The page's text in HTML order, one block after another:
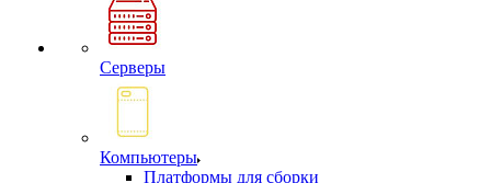
Серверы
Компьютеры
Платформы для сборки